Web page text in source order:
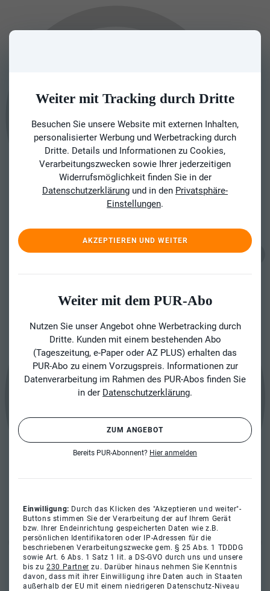
Weiter mit Tracking durch Dritte
Besuchen Sie unsere Website mit externen Inhalten,
personalisierter Werbung und Werbetracking durch
Dritte. Details und Informationen zu Cookies,
Verarbeitungszwecken sowie Ihrer jederzeitigen
Widerrufsmöglichkeit finden Sie in der
Datenschutzerklärung und in den Privatsphäre-
Einstellungen.
AKZEPTIEREN UND WEITER
Weiter mit dem PUR-Abo
Nutzen Sie unser Angebot ohne Werbetracking durch
Dritte. Kunden mit einem bestehenden Abo
(Tageszeitung, e-Paper oder AZ PLUS) erhalten das
PUR-Abo zu einem Vorzugspreis. Informationen zur
Datenverarbeitung im Rahmen des PUR-Abos finden Sie
in der Datenschutzerklärung.
ZUM ANGEBOT
Bereits PUR-Abonnent? Hier anmelden
Einwilligung: Durch das Klicken des "Akzeptieren und weiter"-
Buttons stimmen Sie der Verarbeitung der auf Ihrem Gerät
bzw. Ihrer Endeinrichtung gespeicherten Daten wie z.B.
persönlichen Identifikatoren oder IP-Adressen für die
beschriebenen Verarbeitungszwecke gem. § 25 Abs. 1 TDDDG
sowie Art. 6 Abs. 1 Satz 1 lit. a DS-GVO durch uns und unsere
bis zu230 Partner zu. Darüber hinaus nehmen Sie Kenntnis
davon, dass mit ihrer Einwilligung ihre Daten auch in Staaten
außerhalb der EU mit einem niedrigeren Datenschutz-Niveau